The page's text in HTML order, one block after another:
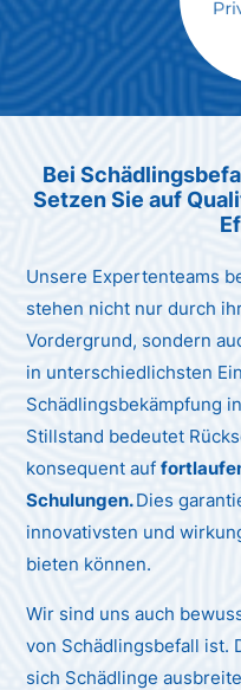
Max
Bei
Setzen Sie auf
Unsere Expertenteams
stehen nicht nur durch
Vordergrund, sondern
in unterschiedlichsten
Schädlingsbekämpfung
Stillstand bedeutet
konsequent auf
Schulungen.Dies
innovativsten und
bieten können.
Wir sind uns auch
von Schädlingsbefall ist.
sich Schädlinge